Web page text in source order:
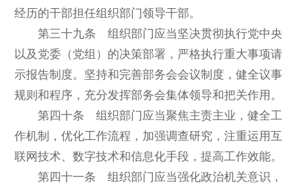
经历的干部担任组织部门领导干部。
第三十九条 组织部门应当坚决贯彻执行党中央
以及党委（党组）的决策部署，严格执行重大事项请
示报告制度。坚持和完善部务会会议制度，健全议事
规则和程序，充分发挥部务会集体领导和把关作用。
第四十条 组织部门应当聚焦主责主业，健全工
作机制，优化工作流程，加强调查研究，注重运用互
联网技术、数字技术和信息化手段，提高工作效能。
第四十一条 组织部门应当强化政治机关意识，